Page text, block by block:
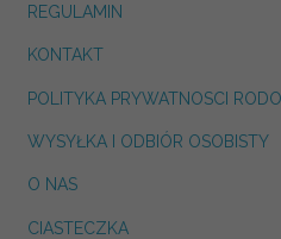
REGULAMIN
KONTAKT
POLITYKA PRYWATNOSCI RODO
WYSYŁKA I ODBIÓR OSOBISTY
O NAS
CIASTECZKA